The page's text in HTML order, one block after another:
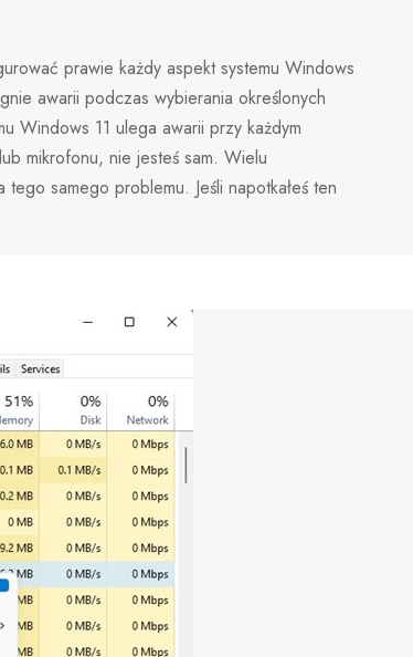
prawie każdy aspekt systemu Windows
awarii podczas wybierania określonych
Windows 11 ulega awarii przy każdym
mikrofonu, nie jesteś sam. Wielu
tego samego problemu. Jeśli napotkałeś ten